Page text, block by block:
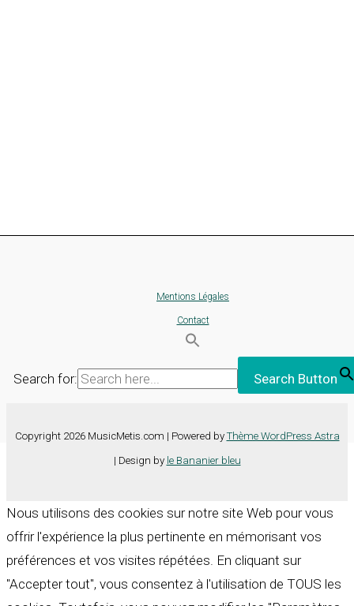
Mentions Légales
Contact
Search for: Search Button
Copyright 2026 MusicMetis.com | Powered by Thème WordPress Astra
| Design by le Bananier bleu
Nous utilisons des cookies sur notre site Web pour vous
offrir l'expérience la plus pertinente en mémorisant vos
préférences et vos visites répétées. En cliquant sur
"Accepter tout", vous consentez à l'utilisation de TOUS les